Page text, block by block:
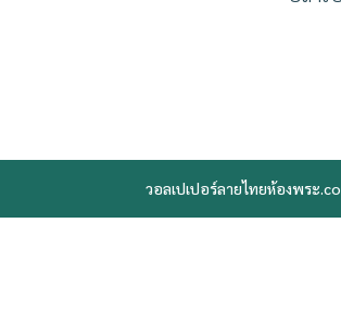
วอลเปเปอร์ลายไทยห้องพระ